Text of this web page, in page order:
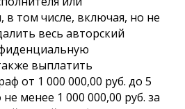
в том числе, включая, но не
весь авторский
выплатить
от 1 000 000,00 руб. до 5
менее 1 000 000,00 руб. за